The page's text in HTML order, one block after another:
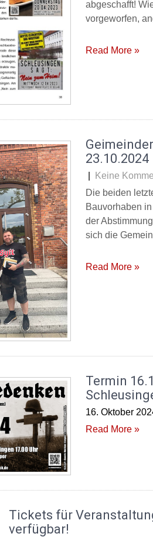
abgeschafft!
vorgeworfen,
Read More »
23.10.2024
Keine
Die beiden
Bauvorhaben
der
sich die
Read More »
Termin
16. Oktober
Read More »
Tickets für
verfügbar!